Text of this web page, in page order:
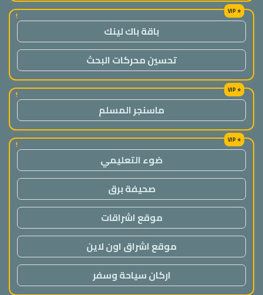
!
باقة باك لينك
تحسين محركات البحث
!
ماسنجر المسلم
!
ضوء التعليمي
صحيفة برق
موقع اشراقات
موقع اشراق اون لاين
اركان سياحة وسفر